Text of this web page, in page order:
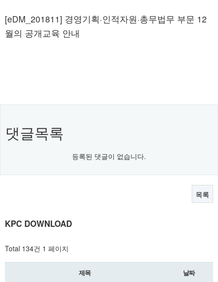
본문
[eDM_201811] 경영기획·인적자원·총무법무 부문 12
월의 공개교육 안내
댓글목록
등록된 댓글이 없습니다.
목록
KPC DOWNLOAD
Total 134건 1 페이지
제목 날짜